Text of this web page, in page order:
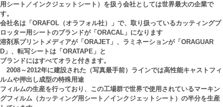
用シート／インクジェットシート）を扱う会社としては世界最大の企業で
す。
会社名は「ORAFOL（オラフォル社）」で、取り扱っているカッティングプ
ロッター用シートのブランドが「ORACAL」になります
溶剤系プリントメディアが「ORAJET」、ラミネーションが「ORAGUAR
D」、転写シートは「ORATAPE」と
ブランドにはすべてオラと付きます。
2008～2012年に建設された（写真最手前）ラインでは高性能キャストフィ
ルムや押出し成型の特殊用途
フィルムの生産を行っており、この工場群で世界で使用されているマーキン
グフィルム（カッティング用シート／インクジェットシート）の半分を生産